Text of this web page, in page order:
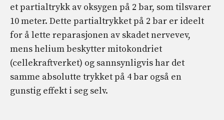
et partialtrykk av oksygen på 2 bar, som tilsvarer
10 meter. Dette partialtrykket på 2 bar er ideelt
for å lette reparasjonen av skadet nervevev,
mens helium beskytter mitokondriet
(cellekraftverket) og sannsynligvis har det
samme absolutte trykket på 4 bar også en
gunstig effekt i seg selv.